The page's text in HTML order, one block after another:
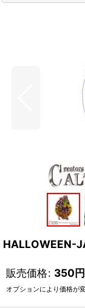
HALLOWEEN-
販売価格: 350円
オプションにより価格が